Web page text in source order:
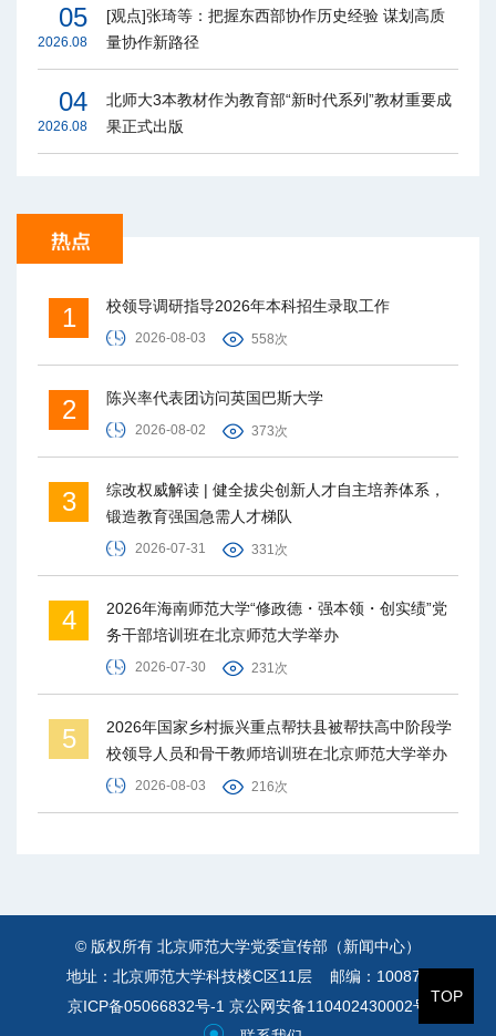
05
2026.08
[观点]张琦等：把握东西部协作历史经验 谋划高质
量协作新路径
04
2026.08
北师大3本教材作为教育部“新时代系列”教材重要成
果正式出版
1 校领导调研指导2026年本科招生录取工作
2026-08-03 558次
2 陈兴率代表团访问英国巴斯大学
2026-08-02 373次
3
综改权威解读 | 健全拔尖创新人才自主培养体系，
锻造教育强国急需人才梯队
2026-07-31 331次
4
2026年海南师范大学“修政德・强本领・创实绩”党
务干部培训班在北京师范大学举办
2026-07-30 231次
5
2026年国家乡村振兴重点帮扶县被帮扶高中阶段学
校领导人员和骨干教师培训班在北京师范大学举办
2026-08-03 216次
TOP
© 版权所有 北京师范大学党委宣传部（新闻中心）
地址：北京师范大学科技楼C区11层 邮编：100875
京ICP备05066832号-1 京公网安备110402430002号